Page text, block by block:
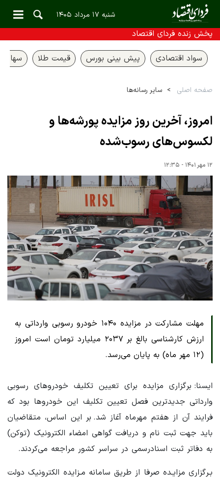
شنبه ۱۷ مرداد ۱۴۰۵
پخش زنده فردای اقتصاد
سواد اقتصادی پیش بینی بورس قیمت طلا سهام
صفحه اصلی سایر رسانه‌ها
امروز، آخرین روز مزایده پورشه‌ها و
لکسوس‌های رسوب‌شده
۱۲ مهر ۱۴۰۱ - ۱۲:۳۵
مهلت مشارکت در مزایده ۱۰۴۰ خودرو رسوبی وارداتی به
ارزش کارشناسی بالغ بر ۲۰۳۷ میلیارد تومان است امروز
(۱۲ مهر ماه) به پایان می‌رسد.
ایسنا: برگزاری مزایده برای تعیین تکلیف خودروهای رسوبی
وارداتی جدیدترین فصل تعیین تکلیف این خودروها بود که
فرایند آن از هفتم مهرماه آغاز شد. بر این اساس، متقاضیان
باید جهت ثبت نام و دریافت گواهی امضاء الکترونیک (توکن)
به دفاتر ثبت اسنادرسمی در سراسر کشور مراجعه می‌کردند.
بـرگزاری مزایـده صرفا از طریق سامانه مـزایده الکترونیک دولت